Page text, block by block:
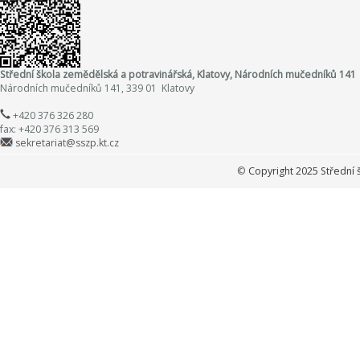
Střední škola zemědělská a potravinářská, Klatovy, Národních mučedníků 141
Národních mučedníků 141, 339 01 Klatovy
+420 376 326 280
fax: +420 376 313 569
sekretariat@sszp.kt.cz
© Copyright 2025 Střední